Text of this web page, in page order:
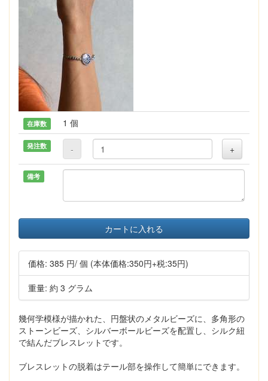
在庫数 1 個
発注数 - +
備考
カートに入れる
価格: 385 円/ 個 (本体価格:350円+税:35円)
重量: 約 3 グラム
幾何学模様が描かれた、円盤状のメタルビーズに、多角形の
ストーンビーズ、シルバーボールビーズを配置し、シルク紐
で結んだブレスレットです。
ブレスレットの脱着はテール部を操作して簡単にできます。